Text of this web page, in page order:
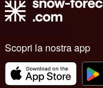
Scopri la nostra app